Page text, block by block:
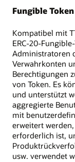
Fungible Token
Kompatibel mit
ERC-20-
Administratoren
Verwahrkonten
Berechtigungen
von Token. Es
und unterstützt
aggregierte
mit
erweitert
erforderlich ist,
usw. verwendet